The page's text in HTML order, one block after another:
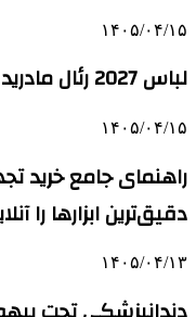
۱۴۰۵/۰۴/۱۵
لباس 2027 رئال مادرید برای فصل جدید معرفی شد.
۱۴۰۵/۰۴/۱۵
راهنمای جامع خرید
دقیق‌ترین ابزارها را
۱۴۰۵/۰۴/۱۳